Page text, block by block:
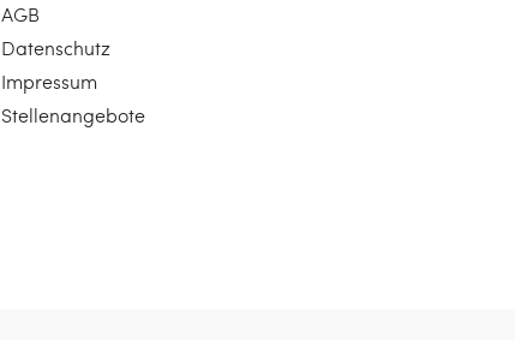
AGB
Datenschutz
Impressum
Stellenangebote